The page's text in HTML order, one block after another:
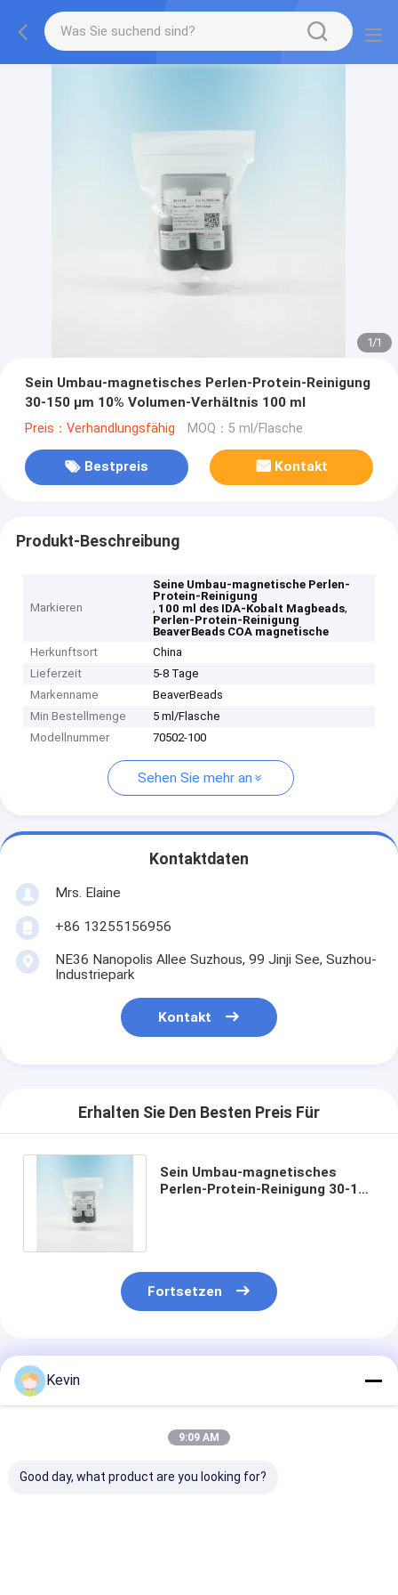
1/1
Sein Umbau-magnetisches Perlen-Protein-Reinigung
30-150 μm 10% Volumen-Verhältnis 100 ml
Preis：Verhandlungsfähig MOQ：5 ml/Flasche
Bestpreis Kontakt
Produkt-Beschreibung
Markieren
Seine Umbau-magnetische Perlen-
Protein-Reinigung
, 100 ml des IDA-Kobalt Magbeads,
Perlen-Protein-Reinigung
BeaverBeads COA magnetische
Herkunftsort
China
Lieferzeit
5-8 Tage
Markenname
BeaverBeads
Min Bestellmenge
5 ml/Flasche
Modellnummer
70502-100
Sehen Sie mehr an
Kontaktdaten
Mrs. Elaine
+86 13255156956
NE36 Nanopolis Allee Suzhous, 99 Jinji See, Suzhou-
Industriepark
Kontakt
Erhalten Sie Den Besten Preis Für
Sein Umbau-magnetisches
Perlen-Protein-Reinigung 30-150
Fortsetzen
Empfohlene Produkte
Kevin
9:09 AM
Good day, what product are you looking for?